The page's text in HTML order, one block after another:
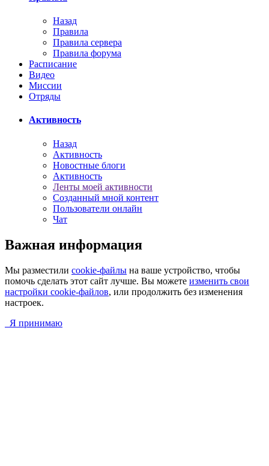
Назад
Правила
Правила сервера
Правила форума
Расписание
Видео
Миссии
Отряды
Активность
Назад
Активность
Новостные блоги
Активность
Ленты моей активности
Созданный мной контент
Пользователи онлайн
Чат
Важная информация
Мы разместили cookie-файлы на ваше устройство, чтобы
помочь сделать этот сайт лучше. Вы можете изменить свои
настройки cookie-файлов, или продолжить без изменения
настроек.
Я принимаю